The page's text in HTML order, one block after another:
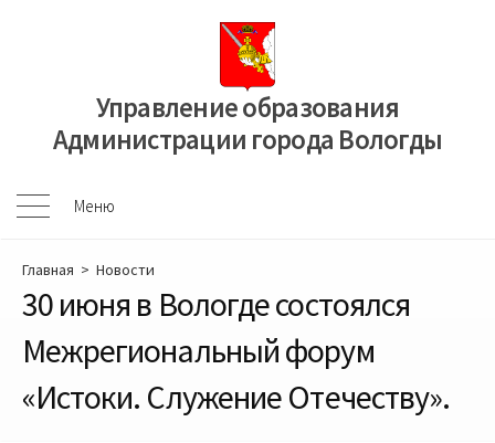
Управление образования
Администрации города Вологды
Меню
Меню
Главная > Новости
30 июня в Вологде состоялся
Межрегиональный форум
«Истоки. Служение Отечеству».